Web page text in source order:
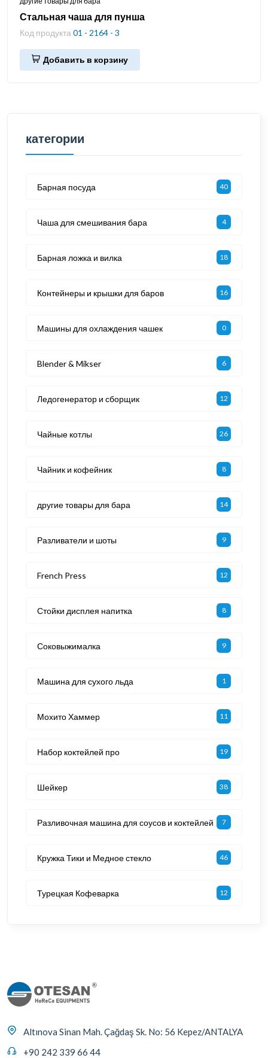
Стальная чаша для пунша
Код продукта 01 - 2164 - 3
Добавить в корзину
категории
Барная посуда 40
Чаша для смешивания бара 4
Барная ложка и вилка 18
Контейнеры и крышки для баров 16
Машины для охлаждения чашек 0
Blender & Mikser 6
Ледогенератор и сборщик 12
Чайные котлы 26
Чайник и кофейник 8
другие товары для бара 14
Разливатели и шоты 9
French Press 12
Стойки дисплея напитка 8
Соковыжималка 9
Машина для сухого льда 1
Мохито Хаммер 11
Набор коктейлей про 19
Шейкер 38
Разливочная машина для соусов и коктейлей 7
Кружка Тики и Медное стекло 46
Турецкая Кофеварка 12
Altınova Sinan Mah. Çağdaş Sk. No: 56 Kepez/ANTALYA
+90 242 339 66 44